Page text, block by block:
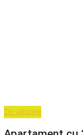
De vânzare